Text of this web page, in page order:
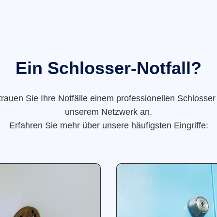
Ein Schlosser-Notfall?
Sie Ihre Notfälle einem professionellen
unserem Netzwerk an.
Erfahren Sie mehr über unsere häufigsten Eingriffe: